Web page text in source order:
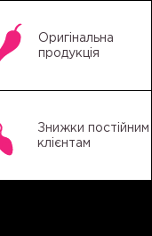
Оригінальна
продукція
Знижки постійним
клієнтам